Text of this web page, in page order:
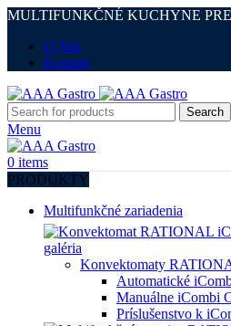
MULTIFUNKČNÉ KUCHYNE
O Nás
Kontakt
Search
Menu
0 items
PRODUKTY
Multifunkčné zariadenia
Konvektomaty
Automatické
Manuálne iCombi
Príslušenstvo k